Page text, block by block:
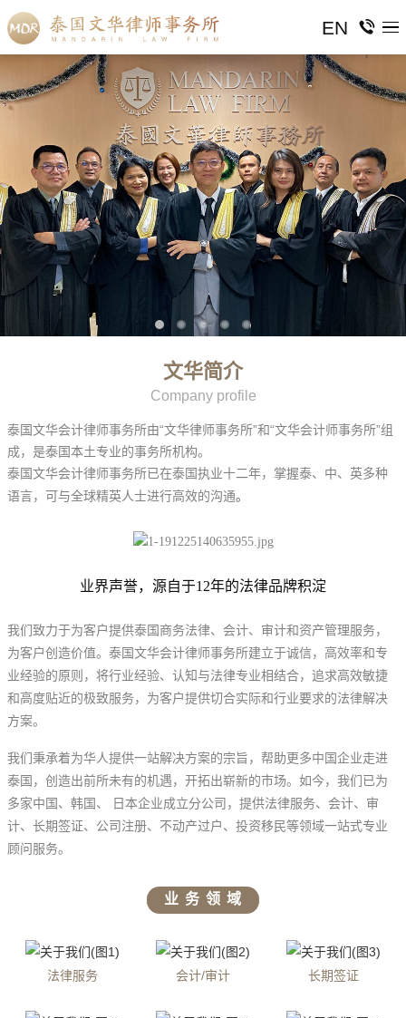
EN
文华简介
Company profile
泰国文华会计律师事务所由“文华律师事务所”和“文华会计师事务所”组
成，是泰国本土专业的事务所机构。
泰国文华会计律师事务所已在泰国执业十二年，掌握泰、中、英多种
语言，可与全球精英人士进行高效的沟通。
业界声誉，源自于12年的法律品牌积淀
我们致力于为客户提供泰国商务法律、会计、审计和资产管理服务，
为客户创造价值。泰国文华会计律师事务所建立于诚信，高效率和专
业经验的原则，将行业经验、认知与法律专业相结合，追求高效敏捷
和高度贴近的极致服务，为客户提供切合实际和行业要求的法律解决
方案。
我们秉承着为华人提供一站解决方案的宗旨，帮助更多中国企业走进
泰国，创造出前所未有的机遇，开拓出崭新的市场。如今，我们已为
多家中国、韩国、 日本企业成立分公司，提供法律服务、会计、审
计、长期签证、公司注册、不动产过户、投资移民等领域一站式专业
顾问服务。
业 务 领 域
法律服务 会计/审计 长期签证